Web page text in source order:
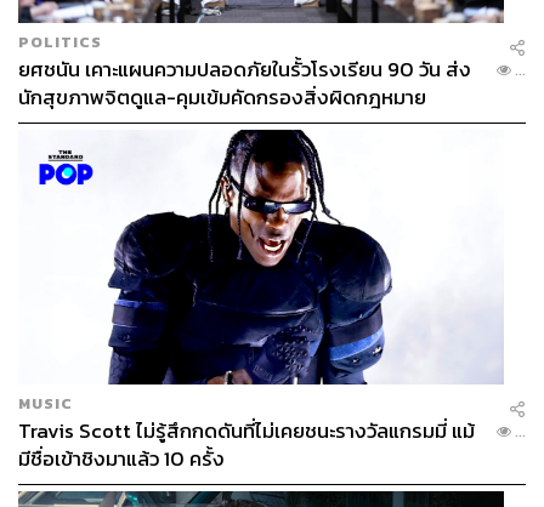
POLITICS
ยศชนัน เคาะแผนความปลอดภัยในรั้วโรงเรียน 90 วัน ส่ง
นักสุขภาพจิตดูแล-คุมเข้มคัดกรองสิ่งผิดกฎหมาย
...
MUSIC
Travis Scott ไม่รู้สึกกดดันที่ไม่เคยชนะรางวัลแกรมมี่ แม้
มีชื่อเข้าชิงมาแล้ว 10 ครั้ง
...